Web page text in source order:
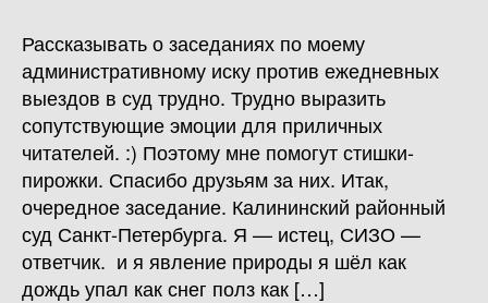
Рассказывать о заседаниях по моему
административному иску против ежедневных
выездов в суд трудно. Трудно выразить
сопутствующие эмоции для приличных
читателей. :) Поэтому мне помогут стишки-
пирожки. Спасибо друзьям за них. Итак,
очередное заседание. Калининский районный
суд Санкт-Петербурга. Я — истец, СИЗО —
ответчик. и я явление природы я шёл как
дождь упал как снег полз как […]